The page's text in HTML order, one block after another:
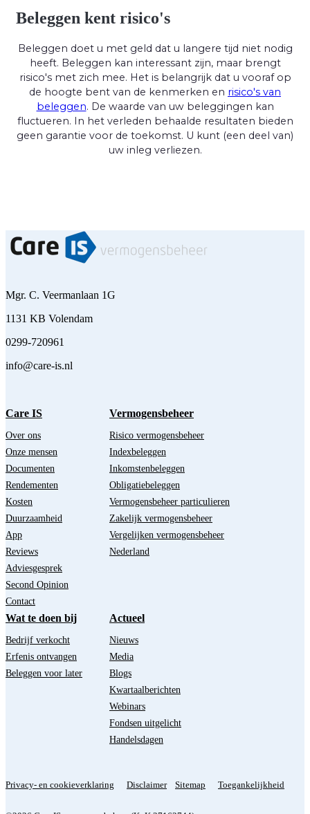
Beleggen kent risico's
Beleggen doet u met geld dat u langere tijd niet nodig
heeft. Beleggen kan interessant zijn, maar brengt
risico's met zich mee. Het is belangrijk dat u vooraf op
de hoogte bent van de kenmerken en risico's van
beleggen. De waarde van uw beleggingen kan
fluctueren. In het verleden behaalde resultaten bieden
geen garantie voor de toekomst. U kunt (een deel van)
uw inleg verliezen.
Mgr. C. Veermanlaan 1G
1131 KB Volendam
0299-720961
info@care-is.nl
Care IS
Over ons
Onze mensen
Documenten
Rendementen
Kosten
Duurzaamheid
App
Reviews
Adviesgesprek
Second Opinion
Contact
Vermogensbeheer
Risico vermogensbeheer
Indexbeleggen
Inkomstenbeleggen
Obligatiebeleggen
Vermogensbeheer particulieren
Zakelijk vermogensbeheer
Vergelijken vermogensbeheer
Nederland
Wat te doen bij
Bedrijf verkocht
Erfenis ontvangen
Beleggen voor later
Actueel
Nieuws
Media
Blogs
Kwartaalberichten
Webinars
Fondsen uitgelicht
Handelsdagen
Privacy- en cookieverklaring Disclaimer Sitemap Toegankelijkheid